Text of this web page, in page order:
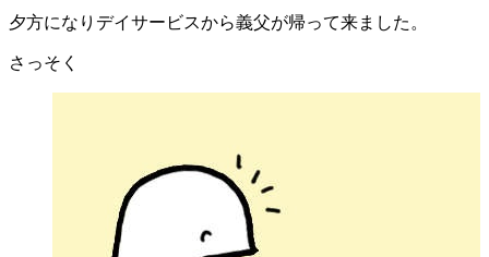
夕方になりデイサービスから義父が帰って来ました。
さっそく